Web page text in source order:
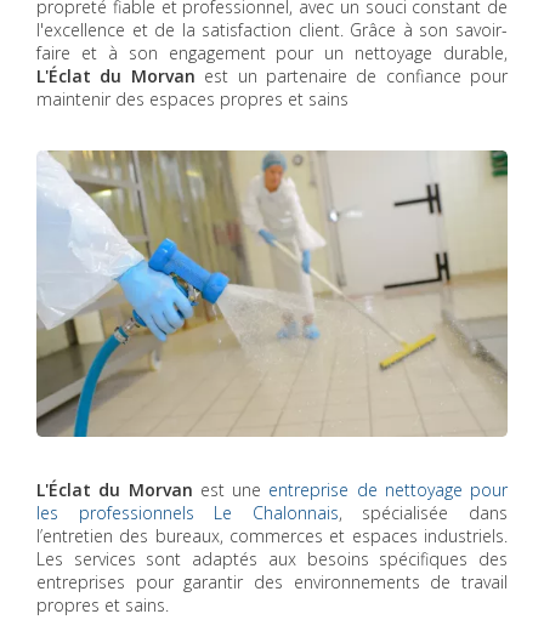
propreté fiable et professionnel, avec un souci constant de
l'excellence et de la satisfaction client. Grâce à son savoir-
faire et à son engagement pour un nettoyage durable,
L'Éclat du Morvan est un partenaire de confiance pour
maintenir des espaces propres et sains
L'Éclat du Morvan est une entreprise de nettoyage pour
les professionnels Le Chalonnais, spécialisée dans
l’entretien des bureaux, commerces et espaces industriels.
Les services sont adaptés aux besoins spécifiques des
entreprises pour garantir des environnements de travail
propres et sains.